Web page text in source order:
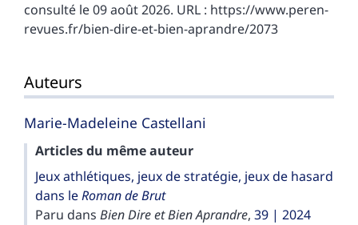
consulté le 09 août 2026. URL : https://www.peren-
revues.fr/bien-dire-et-bien-aprandre/2073
Auteurs
Marie-Madeleine Castellani
Articles du même auteur
Jeux athlétiques, jeux de stratégie, jeux de hasard
dans leRoman deBrut
Paru dans Bien Dire et Bien Aprandre, 39 | 2024